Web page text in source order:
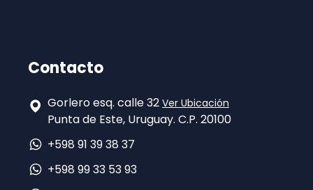
Contacto
Gorlero esq. calle 32 Ver Ubicación
Punta de Este, Uruguay. C.P. 20100
+598 91 39 38 37
+598 99 33 53 93